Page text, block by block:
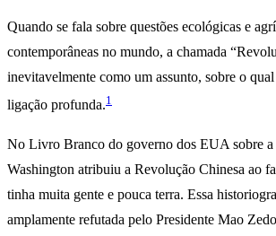
Quando se fala sobre questões ecológicas e
contemporâneas no mundo, a chamada
inevitavelmente como um assunto, sobre o
ligação profunda.1
No Livro Branco do governo dos EUA sobre a
Washington atribuiu a Revolução Chinesa ao
tinha muita gente e pouca terra. Essa
amplamente refutada pelo Presidente Mao